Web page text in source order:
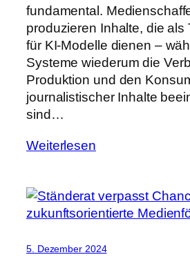
fundamental.
produzieren Inhalte, die als
für KI-Modelle dienen –
Systeme wiederum die
Produktion und den
journalistischer Inhalte
sind…
Weiterlesen
5. Dezember 2024